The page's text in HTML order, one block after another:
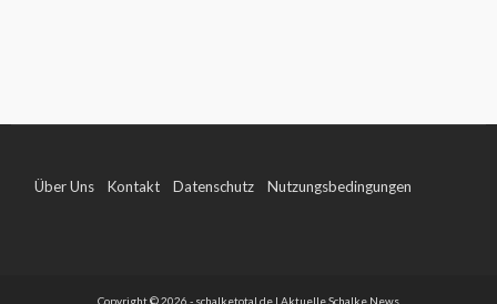
Über Uns Kontakt Datenschutz Nutzungsbedingungen
Copyright © 2026 - schalketotal.de | Aktuelle Schalke News